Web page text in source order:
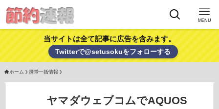
MENU
当サイトは全て記事に広告を含みます。
Twitterで@setusokuをフォローする
ホーム 携帯一括情報
ヤマダウェブコムでAQUOS